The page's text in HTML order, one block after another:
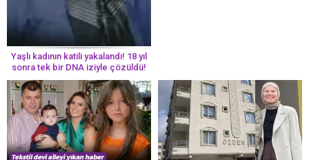
Yaşlı kadının katili yakalandı! 18 yıl
sonra tek bir DNA iziyle çözüldü!